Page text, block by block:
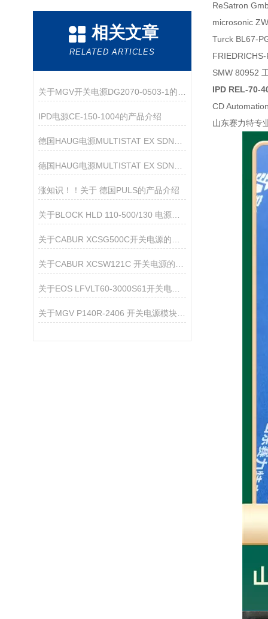
相关文章
RELATED ARTICLES
IPD电源CE-150-1004的产品介绍
涨知识！！关于 德国PULS的产品介绍
关于BLOCK HLD 110-500/130 电源滤波器的产品介绍
关于EOS LFVLT60-3000S61开关电源模块的产品介绍
关于MGV P140R-2406 开关电源模块的产品介绍
ReSatron
microsonic
Turck BL67-
SMW 80952
IPD REL-70-
CD
山东赛力特专